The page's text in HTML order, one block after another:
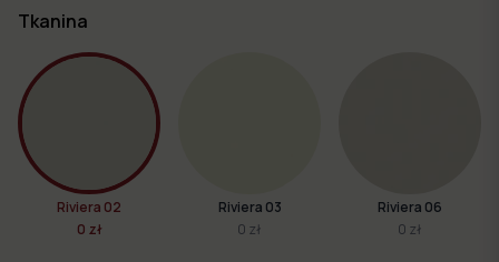
Tkanina
Riviera 02
0 zł
Riviera 03
0 zł
Riviera 06
0 zł